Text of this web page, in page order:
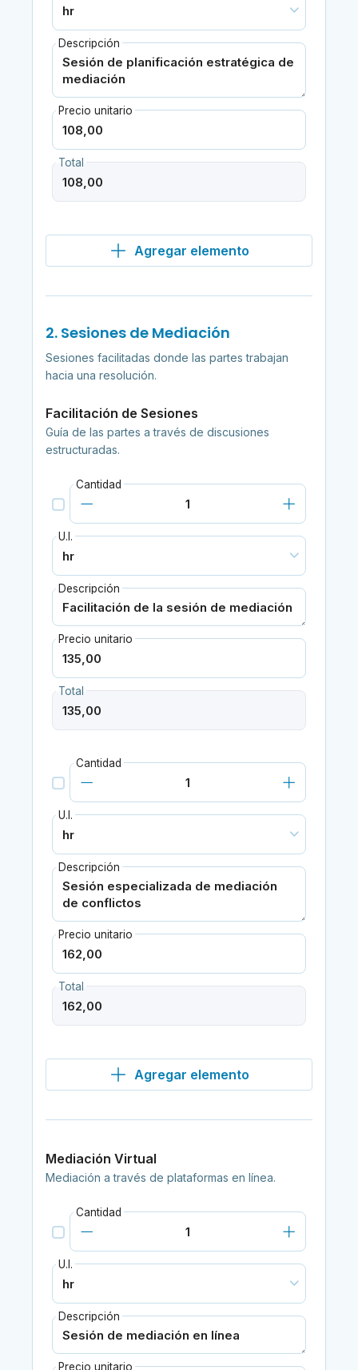
Descripción
Precio unitario
Total
Agregar elemento
2. Sesiones de Mediación
Sesiones facilitadas donde las partes trabajan
hacia una resolución.
Facilitación de Sesiones
Guía de las partes a través de discusiones
estructuradas.
Cantidad
U.I.
Descripción
Precio unitario
Total
Cantidad
U.I.
Descripción
Precio unitario
Total
Agregar elemento
Mediación Virtual
Mediación a través de plataformas en línea.
Cantidad
U.I.
Descripción
Precio unitario